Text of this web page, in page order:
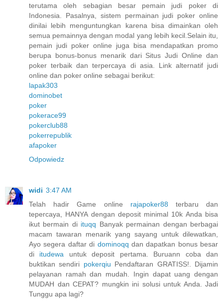
terutama oleh sebagian besar pemain judi poker di
Indonesia. Pasalnya, sistem permainan judi poker online
dinilai lebih menguntungkan karena bisa dimainkan oleh
semua pemainnya dengan modal yang lebih kecil.Selain itu,
pemain judi poker online juga bisa mendapatkan promo
berupa bonus-bonus menarik dari Situs Judi Online dan
poker terbaik dan terpercaya di asia. Link alternatif judi
online dan poker online sebagai berikut:
lapak303
dominobet
poker
pokerace99
pokerclub88
pokerrepublik
afapoker
Odpowiedz
widi 3:47 AM
Telah hadir Game online rajapoker88 terbaru dan
tepercaya, HANYA dengan deposit minimal 10k Anda bisa
ikut bermain di ituqq Banyak permainan dengan berbagai
macam tawaran menarik yang sayang untuk dilewatkan,
Ayo segera daftar di dominoqq dan dapatkan bonus besar
di itudewa untuk deposit pertama. Buruann coba dan
buktikan sendiri pokerqiu Pendaftaran GRATISS!. Dijamin
pelayanan ramah dan mudah. Ingin dapat uang dengan
MUDAH dan CEPAT? mungkin ini solusi untuk Anda. Jadi
Tunggu apa lagi?